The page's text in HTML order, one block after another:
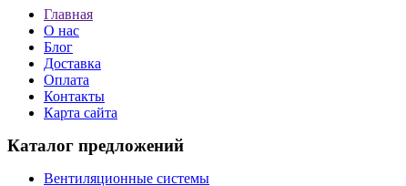
Главная
О нас
Блог
Доставка
Оплата
Контакты
Карта сайта
Каталог предложений
Вентиляционные системы